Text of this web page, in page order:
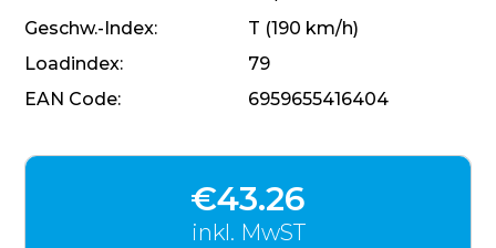
Geschw.-Index
T (190 km/h)
Loadindex
79
EAN Code
6959655416404
€43.26
inkl. MwST